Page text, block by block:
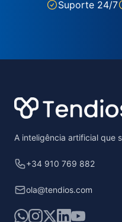
Suporte 24/7
A inteligência artificial que
+34 910 769 882
ola@tendios.com
WhatsApp
Instagram
X LinkedIn
YouTube